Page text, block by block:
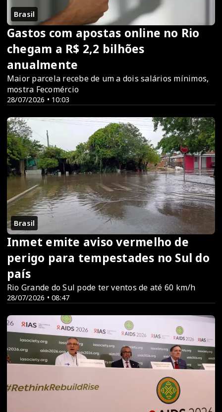
Brasil
28/07/2026 • 10:03
Gastos com apostas online no Rio
chegam a R$ 2,2 bilhões
anualmente
Maior parcela recebe de um a dois salários mínimos,
mostra Fecomércio
Brasil
28/07/2026 • 08:47
Inmet emite aviso vermelho de
perigo para tempestades no Sul do
país
Rio Grande do Sul pode ter ventos de até 60 km/h